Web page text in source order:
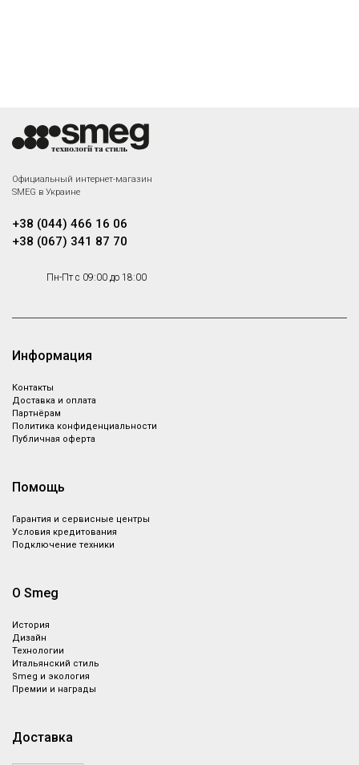
Официальный интернет-магазин
SMEG в Украине
+38 (044) 466 16 06
+38 (067) 341 87 70
Пн-Пт с 09:00 до 18:00
Информация
Контакты
Доставка и оплата
Партнёрам
Политика конфиденциальности
Публичная оферта
Помощь
Гарантия и сервисные центры
Условия кредитования
Подключение техники
О Smeg
История
Дизайн
Технологии
Итальянский стиль
Smeg и экология
Премии и награды
Доставка